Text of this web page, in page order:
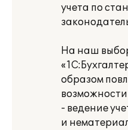
учета по
На наш
образом
- ведение
и